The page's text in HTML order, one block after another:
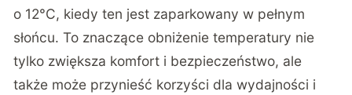
o 12°C, kiedy ten jest zaparkowany w pełnym
słońcu. To znaczące obniżenie temperatury nie
tylko zwiększa komfort i bezpieczeństwo, ale
także może przynieść korzyści dla wydajności i